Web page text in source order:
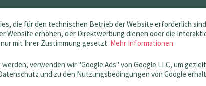
die für den technischen Betrieb der Website erforderlich
Website erhöhen, der Direktwerbung dienen oder die
mit Ihrer Zustimmung gesetzt. Mehr Informationen
verwenden wir "Google Ads" von Google LLC, um
und zu den Nutzungsbedingungen von Google